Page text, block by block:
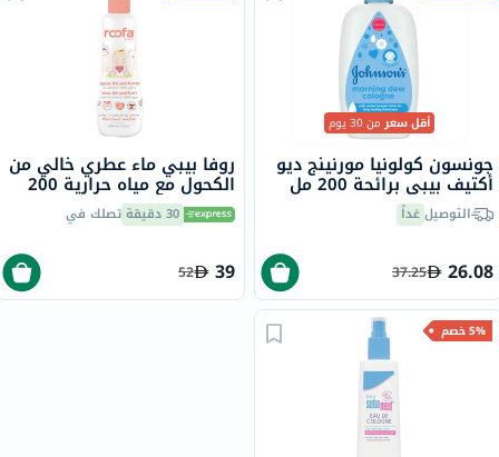
أقل سعرمن 30 يوم
جونسون كولونيا مورنينج ديو
أكتيف بيبي برائحة 200 مل
التوصيلغداً
26.08
37.25
روفا بيبي ماء عطري خالي من
الكحول مع مياه حرارية 200
مل 30 دقيقة تصلك في
39
52
5% خصم